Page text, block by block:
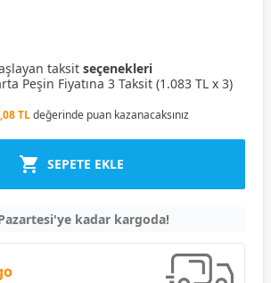
taksit seçenekleri
Peşin Fiyatına 3 Taksit (1.083 TL x 3)
TLdeğerinde puan kazanacaksınız
SEPETE EKLE
kadar kargoda!